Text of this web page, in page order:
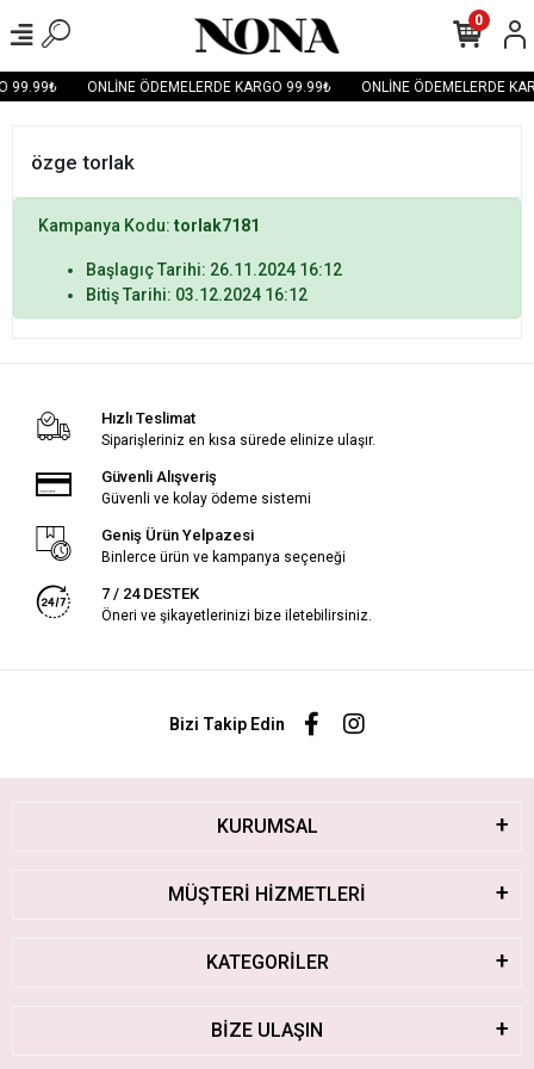
99.99₺ ONLİNE ÖDEMELERDE KARGO 99.99₺ ONLİNE ÖDEMELERDE
0
özge torlak
Kampanya Kodu: torlak7181
Başlagıç Tarihi: 26.11.2024 16:12
Bitiş Tarihi: 03.12.2024 16:12
Hızlı Teslimat
Siparişleriniz en kısa sürede elinize ulaşır.
Güvenli Alışveriş
Güvenli ve kolay ödeme sistemi
Geniş Ürün Yelpazesi
Binlerce ürün ve kampanya seçeneği
7 / 24 DESTEK
Öneri ve şikayetlerinizi bize iletebilirsiniz.
Bizi Takip Edin
KURUMSAL
MÜŞTERİ HİZMETLERİ
KATEGORİLER
BİZE ULAŞIN